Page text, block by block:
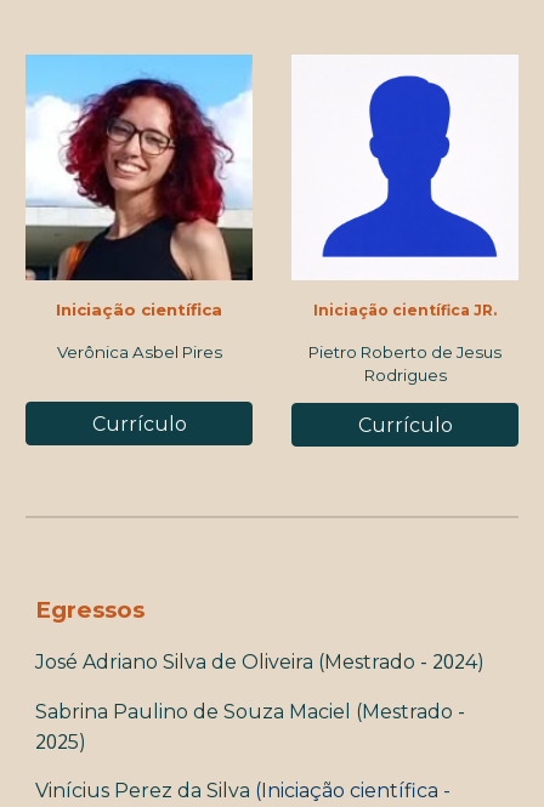
Iniciação científica
Verônica Asbel Pires
Currículo
Iniciação científica JR.
Pietro Roberto de Jesus
Rodrigues
Currículo
Egressos
José Adriano Silva de Oliveira (Mestrado - 2024)
Sabrina Paulino de Souza Maciel (Mestrado -
2025)
Vinícius Perez da Silva (Iniciação científica -